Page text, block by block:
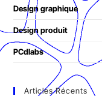
Design graphique
Design produit
PCdlabs
Articles Récents